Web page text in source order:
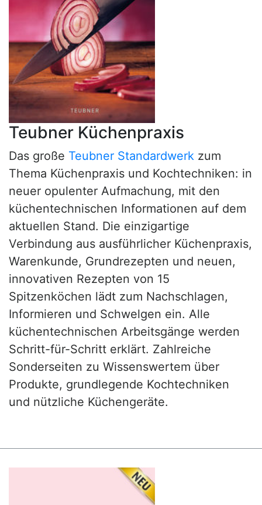
Teubner Küchenpraxis
Das große Teubner Standardwerk zum
Thema Küchenpraxis und Kochtechniken: in
neuer opulenter Aufmachung, mit den
küchentechnischen Informationen auf dem
aktuellen Stand. Die einzigartige
Verbindung aus ausführlicher Küchenpraxis,
Warenkunde, Grundrezepten und neuen,
innovativen Rezepten von 15
Spitzenköchen lädt zum Nachschlagen,
Informieren und Schwelgen ein. Alle
küchentechnischen Arbeitsgänge werden
Schritt-für-Schritt erklärt. Zahlreiche
Sonderseiten zu Wissenswertem über
Produkte, grundlegende Kochtechniken
und nützliche Küchengeräte.